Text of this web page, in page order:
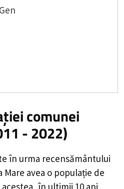
comunei
- 2022)
în urma recensământului
Mare avea o populație de